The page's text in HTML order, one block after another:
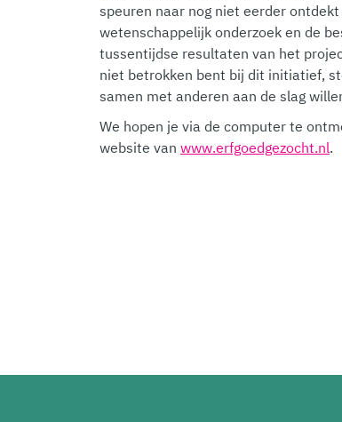
speuren naar nog niet eerder
wetenschappelijk onderzoek en de
tussentijdse resultaten van het
niet betrokken bent bij dit initiatief,
samen met anderen aan de slag
We hopen je via de computer te
website van www.erfgoedgezocht.nl.